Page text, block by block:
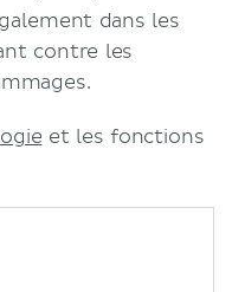
dans les
contre les
et les fonctions